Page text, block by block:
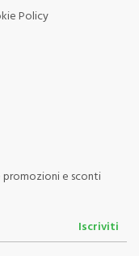
Policy
promozioni e sconti
Iscriviti